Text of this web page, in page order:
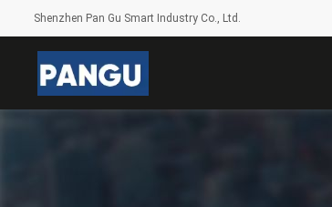
Shenzhen Pan Gu Smart Industry Co., Ltd.